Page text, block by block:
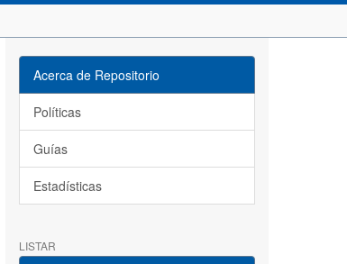
Acerca de Repositorio
Políticas
Guías
Estadísticas
LISTAR